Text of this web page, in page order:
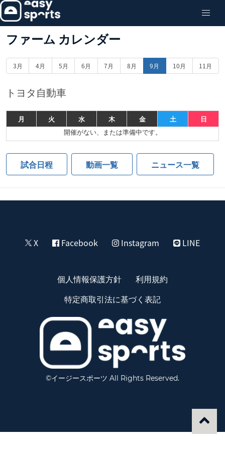
ファーム カレンダー
3月 4月 5月 6月 7月 8月 9月 10月 11月
トヨタ自動車
月 火 水 木 金 土
日
開催がない、または準備中です。
試合日程 動画一覧 ニュース一覧
X Facebook Instagram LINE
個人情報保護方針
利用規約
特定商取引法に基づく表記
©イージースポーツ All Rights Reserved.